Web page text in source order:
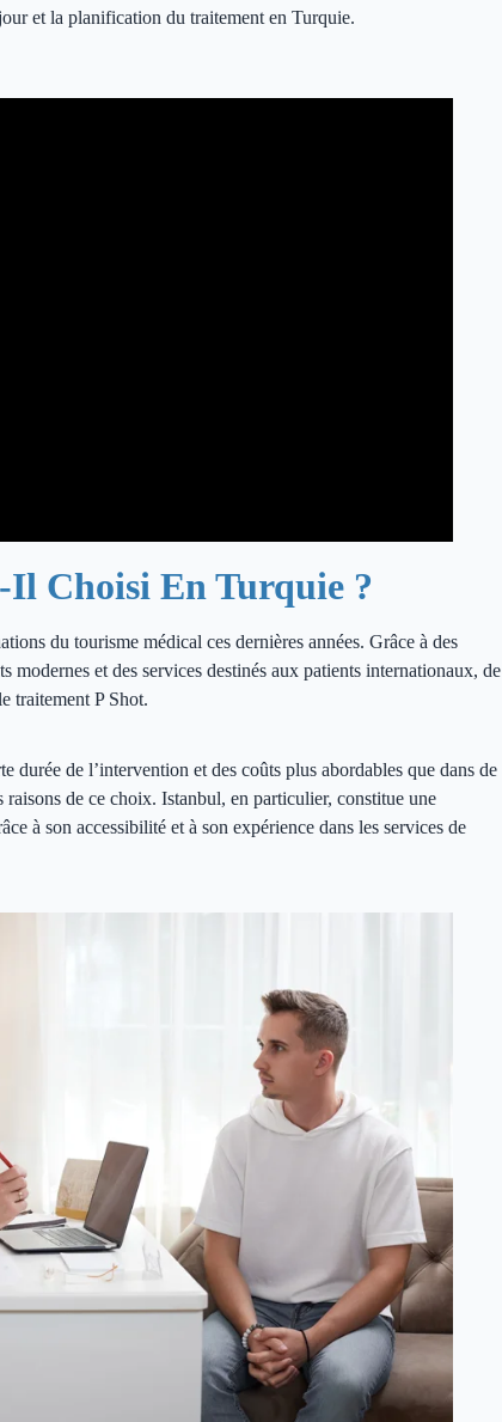
et la planification du traitement en Turquie.
Choisi En Turquie ?
du tourisme médical ces dernières années. Grâce à des
modernes et des services destinés aux patients internationaux, de
traitement P Shot.
durée de l’intervention et des coûts plus abordables que dans de
de ce choix. Istanbul, en particulier, constitue une
à son accessibilité et à son expérience dans les services de